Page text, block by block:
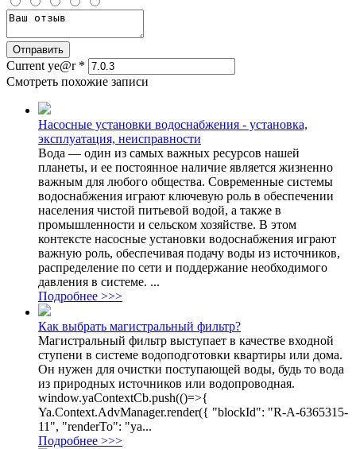
Current ye@r *
Смотреть похожие записи
Насосные установки водоснабжения - установка,
эксплуатация, неисправности
Вода — один из самых важных ресурсов нашей
планеты, и ее постоянное наличие является жизненно
важным для любого общества. Современные системы
водоснабжения играют ключевую роль в обеспечении
населения чистой питьевой водой, а также в
промышленности и сельском хозяйстве. В этом
контексте насосные установки водоснабжения играют
важную роль, обеспечивая подачу воды из источников,
распределение по сети и поддержание необходимого
давления в системе. ...
Подробнее >>>
Как выбрать магистральный фильтр?
Магистральный фильтр выступает в качестве входной
ступени в системе водоподготовки квартиры или дома.
Он нужен для очистки поступающей воды, будь то вода
из природных источников или водопроводная.
window.yaContextCb.push(()=>{
Ya.Context.AdvManager.render({ "blockId": "R-A-6365315-
11", "renderTo": "ya...
Подробнее >>>